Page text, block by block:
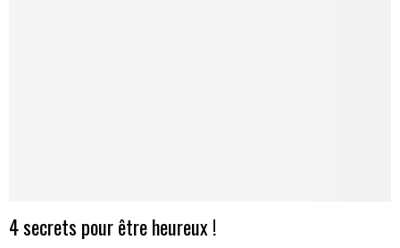
4 secrets pour être heureux !